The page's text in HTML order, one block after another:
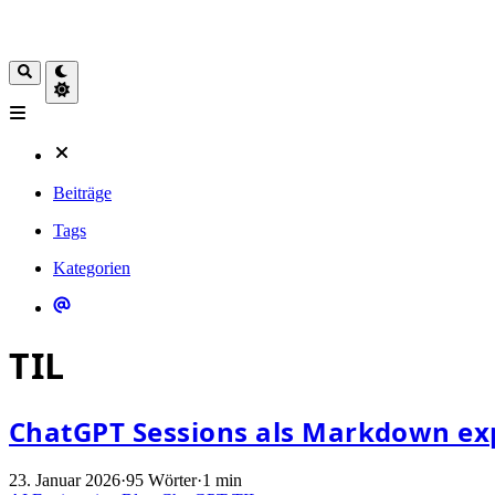
Beiträge
Tags
Kategorien
TIL
ChatGPT Sessions als Markdown
23. Januar 2026·95 Wörter·1 min